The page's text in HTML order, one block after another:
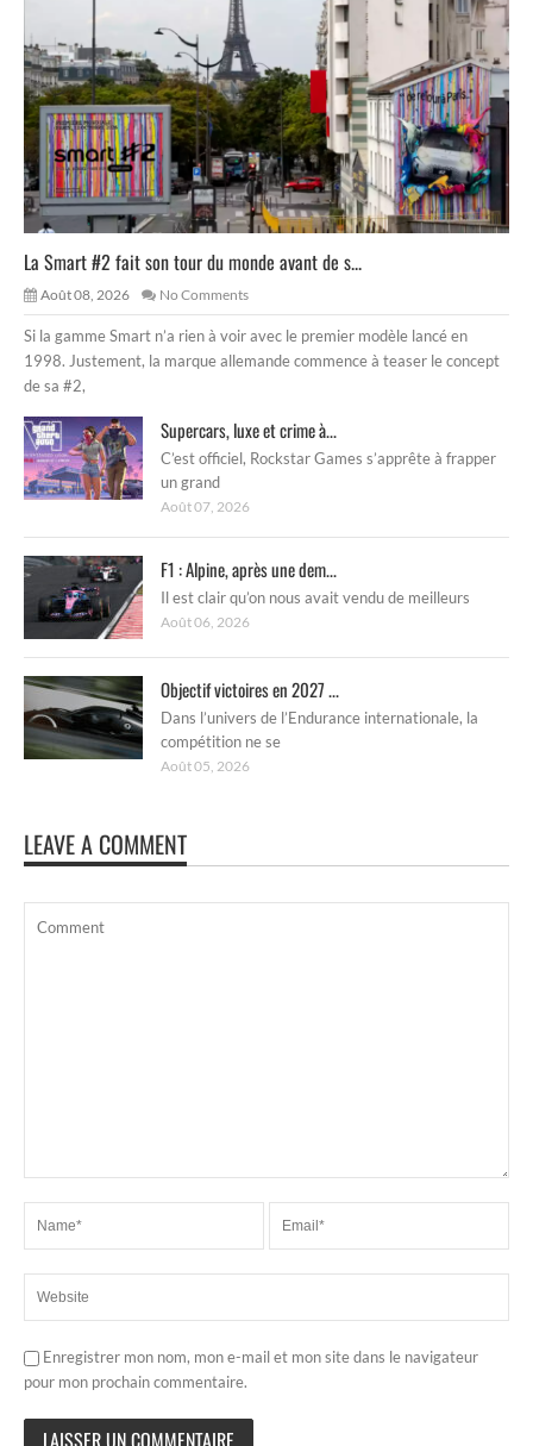
La Smart #2 fait son tour du monde avant de s...
Août 08, 2026 No Comments
Si la gamme Smart n’a rien à voir avec le premier modèle lancé en
1998. Justement, la marque allemande commence à teaser le concept
de sa #2,
Supercars, luxe et crime à...
C’est officiel, Rockstar Games s’apprête à frapper
un grand
Août 07, 2026
F1 : Alpine, après une dem...
Il est clair qu’on nous avait vendu de meilleurs
Août 06, 2026
Objectif victoires en 2027 ...
Dans l’univers de l’Endurance internationale, la
compétition ne se
Août 05, 2026
LEAVE A COMMENT
Enregistrer mon nom, mon e-mail et mon site dans le navigateur
pour mon prochain commentaire.